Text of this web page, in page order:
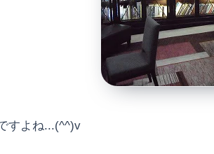
すよね...(^^)v